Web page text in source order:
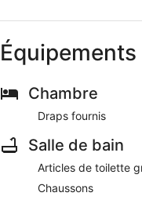
Chambre
Draps fournis
Salle de bain
Articles de toilette
Chaussons